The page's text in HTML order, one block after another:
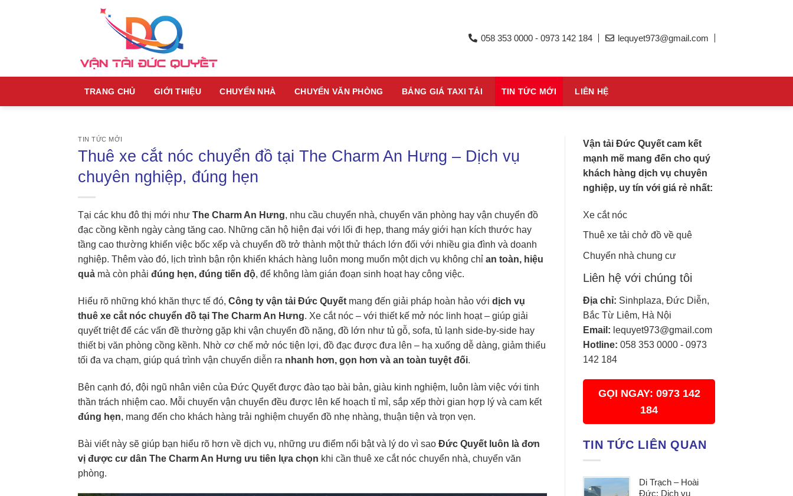
058 353 0000 - 0973 142 184 lequyet973@gmail.com
TRANG CHỦ GIỚI THIỆU CHUYỂN NHÀ CHUYỂN VĂN PHÒNG BẢNG GIÁ TAXI TẢI TIN TỨC MỚI LIÊN HỆ
TIN TỨC MỚI
Thuê xe cắt nóc chuyển đồ tại The Charm An Hưng – Dịch vụ
chuyên nghiệp, đúng hẹn
Tại các khu đô thị mới như The Charm An Hưng, nhu cầu chuyển nhà, chuyển văn phòng hay vận chuyển đồ
đạc cồng kềnh ngày càng tăng cao. Những căn hộ hiện đại với lối đi hẹp, thang máy giới hạn kích thước hay
tầng cao thường khiến việc bốc xếp và chuyển đồ trở thành một thử thách lớn đối với nhiều gia đình và doanh
nghiệp. Thêm vào đó, lịch trình bận rộn khiến khách hàng luôn mong muốn một dịch vụ không chỉ an toàn, hiệu
quả mà còn phải đúng hẹn, đúng tiến độ, để không làm gián đoạn sinh hoạt hay công việc.
Hiểu rõ những khó khăn thực tế đó, Công ty vận tải Đức Quyết mang đến giải pháp hoàn hảo với dịch vụ
thuê xe cắt nóc chuyển đồ tại The Charm An Hưng. Xe cắt nóc – với thiết kế mở nóc linh hoạt – giúp giải
quyết triệt để các vấn đề thường gặp khi vận chuyển đồ nặng, đồ lớn như tủ gỗ, sofa, tủ lạnh side-by-side hay
thiết bị văn phòng cồng kềnh. Nhờ cơ chế mở nóc tiện lợi, đồ đạc được đưa lên – hạ xuống dễ dàng, giảm thiểu
tối đa va chạm, giúp quá trình vận chuyển diễn ra nhanh hơn, gọn hơn và an toàn tuyệt đối.
Bên cạnh đó, đội ngũ nhân viên của Đức Quyết được đào tạo bài bản, giàu kinh nghiệm, luôn làm việc với tinh
thần trách nhiệm cao. Mỗi chuyến vận chuyển đều được lên kế hoạch tỉ mỉ, sắp xếp thời gian hợp lý và cam kết
đúng hẹn, mang đến cho khách hàng trải nghiệm chuyển đồ nhẹ nhàng, thuận tiện và trọn vẹn.
Bài viết này sẽ giúp bạn hiểu rõ hơn về dịch vụ, những ưu điểm nổi bật và lý do vì sao Đức Quyết luôn là đơn
vị được cư dân The Charm An Hưng ưu tiên lựa chọn khi cần thuê xe cắt nóc chuyển nhà, chuyển văn
phòng.
Vận tải Đức Quyết cam kết
mạnh mẽ mang đến cho quý
khách hàng dịch vụ chuyên
nghiệp, uy tín với giá rẻ nhất:
Xe cắt nóc
Thuê xe tải chở đồ về quê
Chuyển nhà chung cư
Liên hệ với chúng tôi
Địa chỉ: Sinhplaza, Đức Diễn,
Bắc Từ Liêm, Hà Nội
Email: lequyet973@gmail.com
Hotline: 058 353 0000 - 0973
142 184
GỌI NGAY: 0973 142
184
TIN TỨC LIÊN QUAN
Di Trạch – Hoài
Đức: Dịch vụ